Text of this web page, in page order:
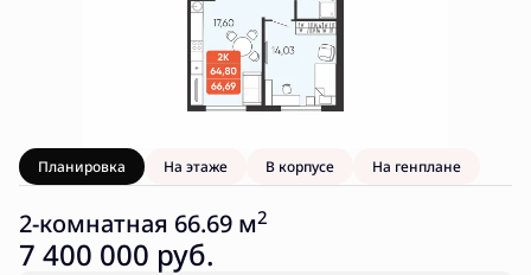
Планировка На этаже В корпусе На генплане
2-комнатная 66.69 м2
7 400 000 руб.